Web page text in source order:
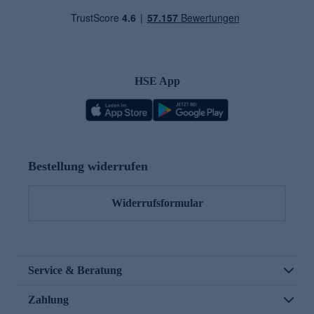
HSE App
Bestellung widerrufen
Widerrufsformular
Service & Beratung
Zahlung